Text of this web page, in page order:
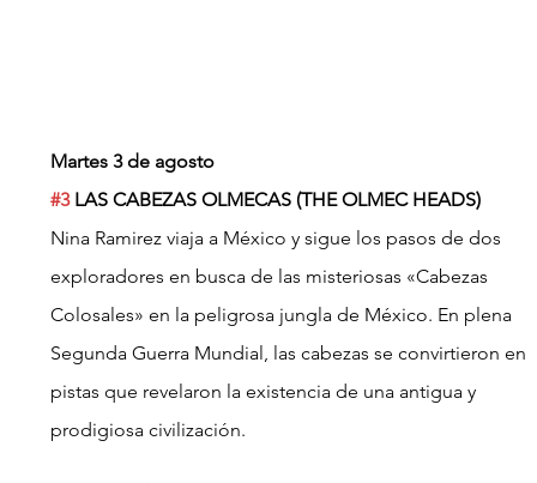
Martes 3 de agosto
#3 LAS CABEZAS OLMECAS (THE OLMEC HEADS)
Nina Ramirez viaja a México y sigue los pasos de dos
exploradores en busca de las misteriosas «Cabezas
Colosales» en la peligrosa jungla de México. En plena
Segunda Guerra Mundial, las cabezas se convirtieron en
pistas que revelaron la existencia de una antigua y
prodigiosa civilización.